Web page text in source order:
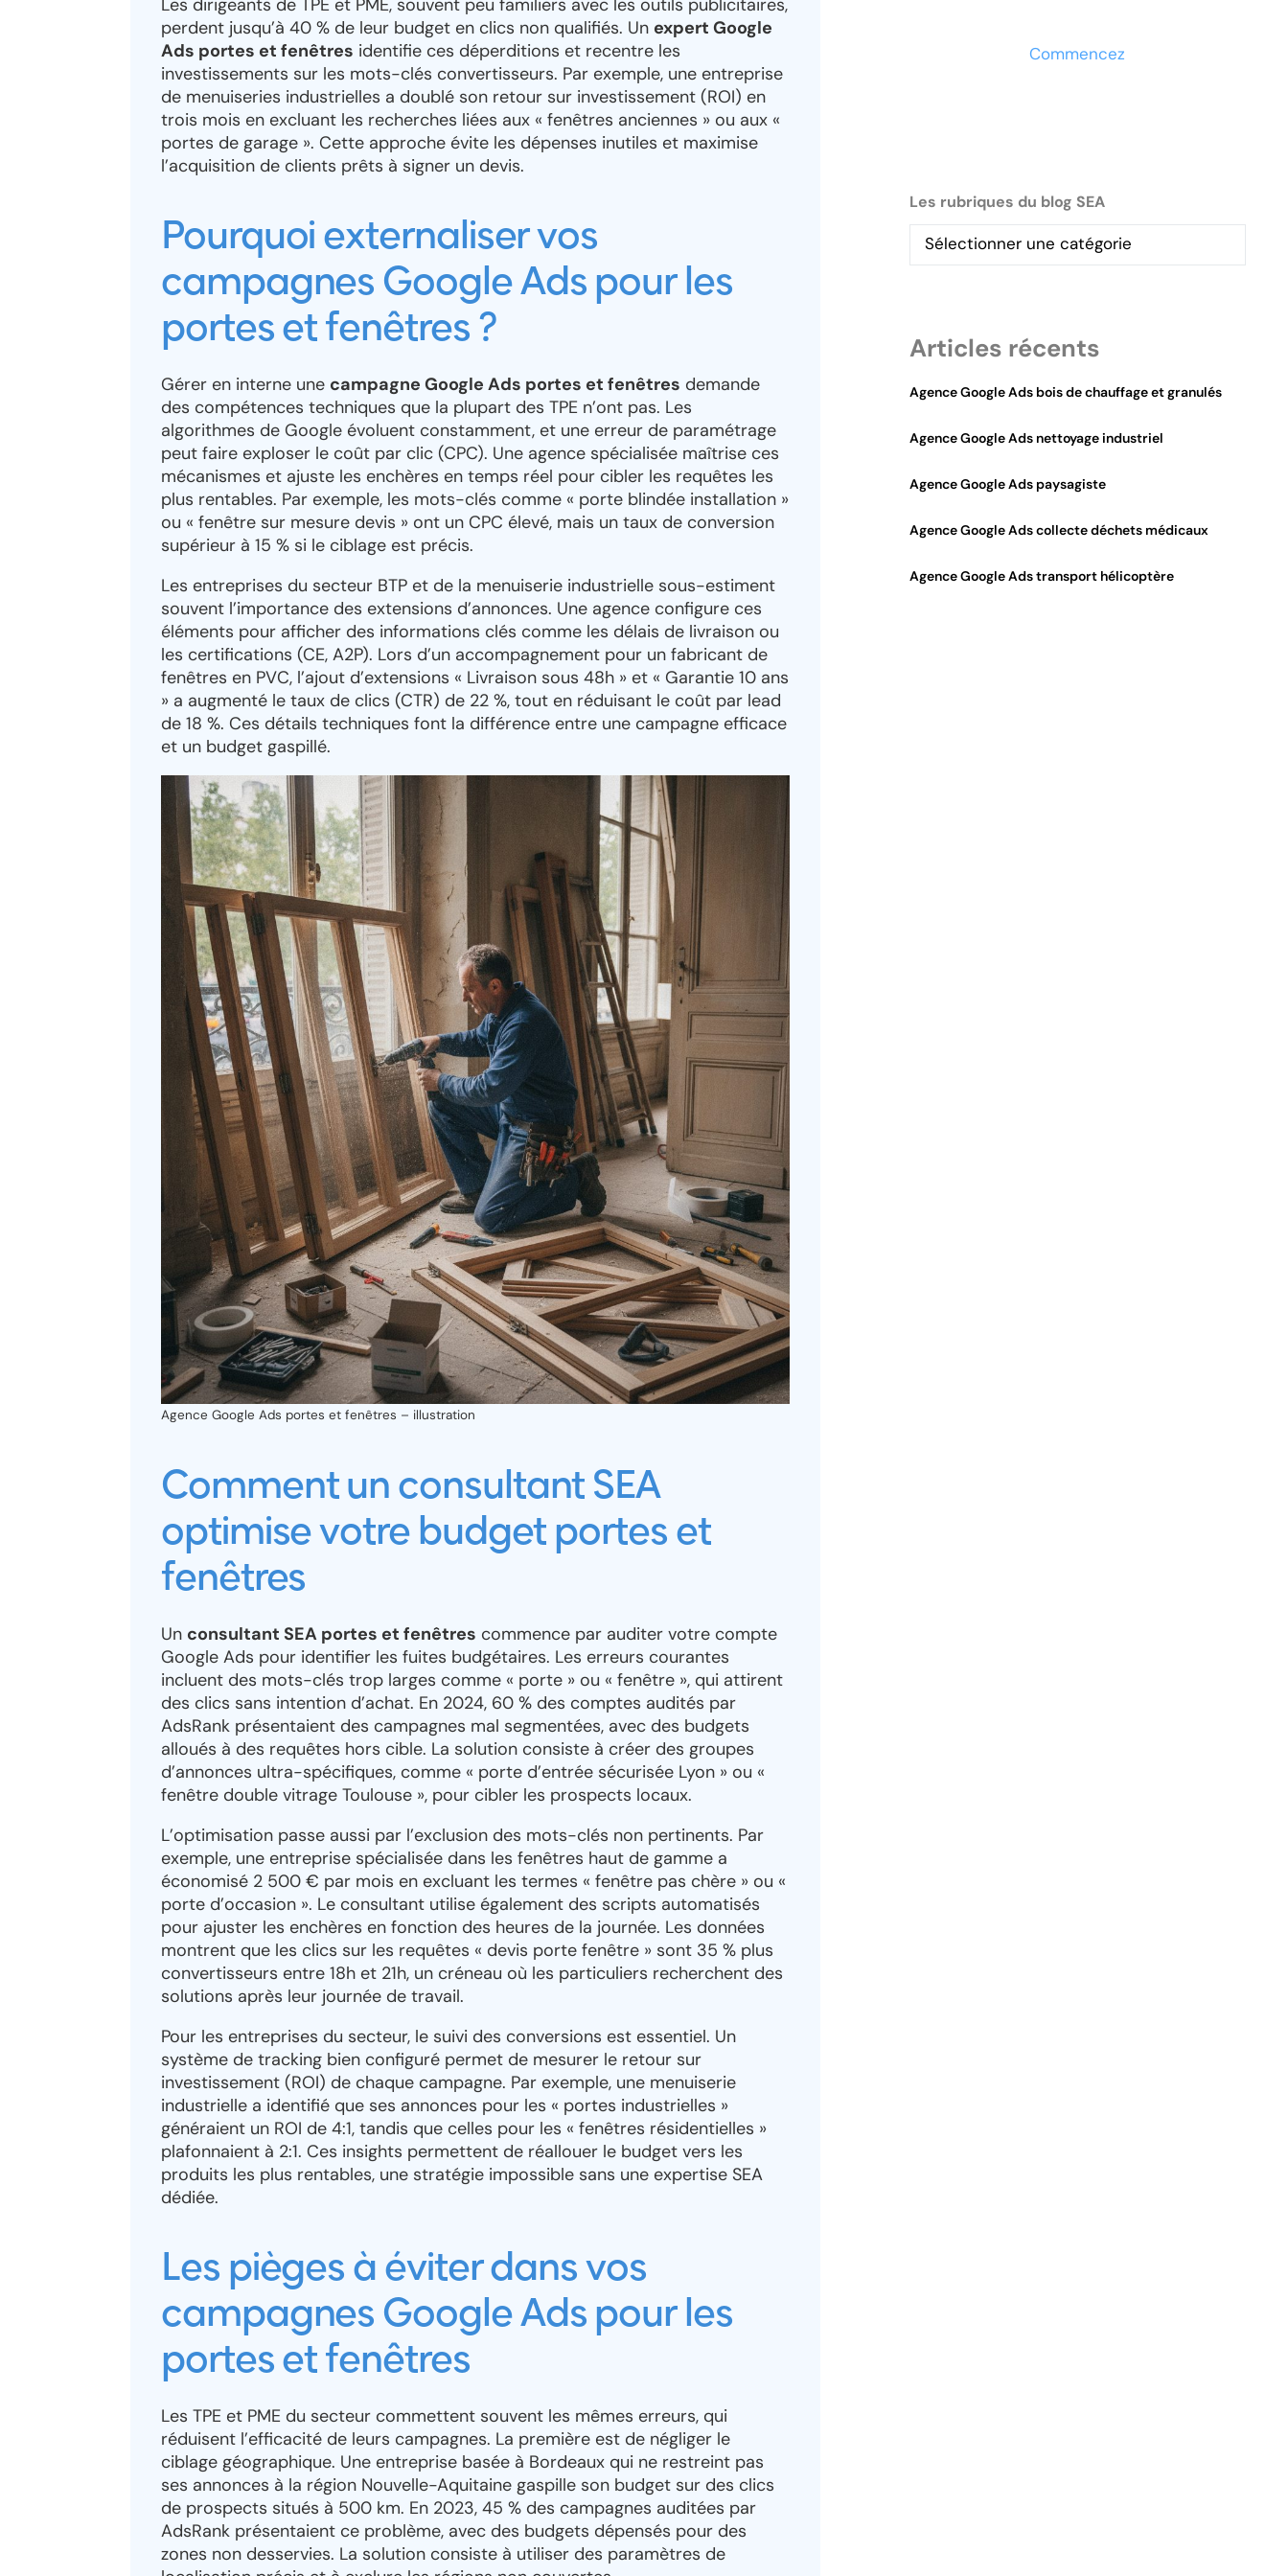
Les dirigeants de TPE et PME, souvent peu familiers avec les outils publicitaires,
perdent jusqu’à 40 % de leur budget en clics non qualifiés. Un expert Google
Ads portes et fenêtres identifie ces déperditions et recentre les
investissements sur les mots-clés convertisseurs. Par exemple, une entreprise
de menuiseries industrielles a doublé son retour sur investissement (ROI) en
trois mois en excluant les recherches liées aux « fenêtres anciennes » ou aux «
portes de garage ». Cette approche évite les dépenses inutiles et maximise
l’acquisition de clients prêts à signer un devis.
Pourquoi externaliser vos
campagnes Google Ads pour les
portes et fenêtres ?
Gérer en interne une campagne Google Ads portes et fenêtres demande
des compétences techniques que la plupart des TPE n’ont pas. Les
algorithmes de Google évoluent constamment, et une erreur de paramétrage
peut faire exploser le coût par clic (CPC). Une agence spécialisée maîtrise ces
mécanismes et ajuste les enchères en temps réel pour cibler les requêtes les
plus rentables. Par exemple, les mots-clés comme « porte blindée installation »
ou « fenêtre sur mesure devis » ont un CPC élevé, mais un taux de conversion
supérieur à 15 % si le ciblage est précis.
Les entreprises du secteur BTP et de la menuiserie industrielle sous-estiment
souvent l’importance des extensions d’annonces. Une agence configure ces
éléments pour afficher des informations clés comme les délais de livraison ou
les certifications (CE, A2P). Lors d’un accompagnement pour un fabricant de
fenêtres en PVC, l’ajout d’extensions « Livraison sous 48h » et « Garantie 10 ans
» a augmenté le taux de clics (CTR) de 22 %, tout en réduisant le coût par lead
de 18 %. Ces détails techniques font la différence entre une campagne efficace
et un budget gaspillé.
Agence Google Ads portes et fenêtres – illustration
Comment un consultant SEA
optimise votre budget portes et
fenêtres
Un consultant SEA portes et fenêtres commence par auditer votre compte
Google Ads pour identifier les fuites budgétaires. Les erreurs courantes
incluent des mots-clés trop larges comme « porte » ou « fenêtre », qui attirent
des clics sans intention d’achat. En 2024, 60 % des comptes audités par
AdsRank présentaient des campagnes mal segmentées, avec des budgets
alloués à des requêtes hors cible. La solution consiste à créer des groupes
d’annonces ultra-spécifiques, comme « porte d’entrée sécurisée Lyon » ou «
fenêtre double vitrage Toulouse », pour cibler les prospects locaux.
L’optimisation passe aussi par l’exclusion des mots-clés non pertinents. Par
exemple, une entreprise spécialisée dans les fenêtres haut de gamme a
économisé 2 500 € par mois en excluant les termes « fenêtre pas chère » ou «
porte d’occasion ». Le consultant utilise également des scripts automatisés
pour ajuster les enchères en fonction des heures de la journée. Les données
montrent que les clics sur les requêtes « devis porte fenêtre » sont 35 % plus
convertisseurs entre 18h et 21h, un créneau où les particuliers recherchent des
solutions après leur journée de travail.
Pour les entreprises du secteur, le suivi des conversions est essentiel. Un
système de tracking bien configuré permet de mesurer le retour sur
investissement (ROI) de chaque campagne. Par exemple, une menuiserie
industrielle a identifié que ses annonces pour les « portes industrielles »
généraient un ROI de 4:1, tandis que celles pour les « fenêtres résidentielles »
plafonnaient à 2:1. Ces insights permettent de réallouer le budget vers les
produits les plus rentables, une stratégie impossible sans une expertise SEA
dédiée.
Les pièges à éviter dans vos
campagnes Google Ads pour les
portes et fenêtres
Les TPE et PME du secteur commettent souvent les mêmes erreurs, qui
réduisent l’efficacité de leurs campagnes. La première est de négliger le
ciblage géographique. Une entreprise basée à Bordeaux qui ne restreint pas
ses annonces à la région Nouvelle-Aquitaine gaspille son budget sur des clics
de prospects situés à 500 km. En 2023, 45 % des campagnes auditées par
AdsRank présentaient ce problème, avec des budgets dépensés pour des
zones non desservies. La solution consiste à utiliser des paramètres de
Commencez
Les rubriques du blog SEA
Articles récents
Agence Google Ads bois de chauffage et granulés
Agence Google Ads nettoyage industriel
Agence Google Ads paysagiste
Agence Google Ads collecte déchets médicaux
Agence Google Ads transport hélicoptère